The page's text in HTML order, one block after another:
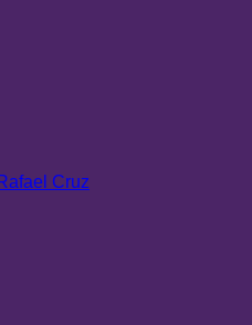
Cruz